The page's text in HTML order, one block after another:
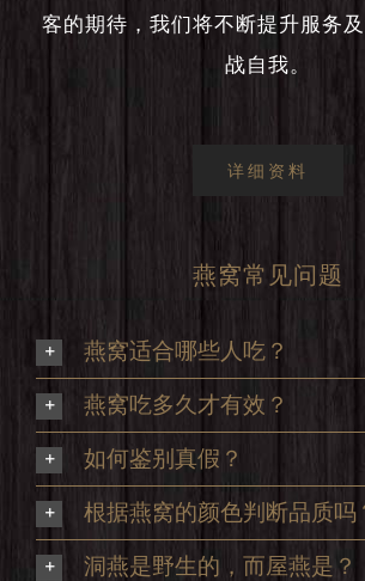
客的期待，我们将不断提升服务
战自我。
详细资料
燕窝常见问题
燕窝适合哪些人吃？
燕窝吃多久才有效？
如何鉴别真假？
根据燕窝的颜色判断品质吗
洞燕是野生的，而屋燕是？